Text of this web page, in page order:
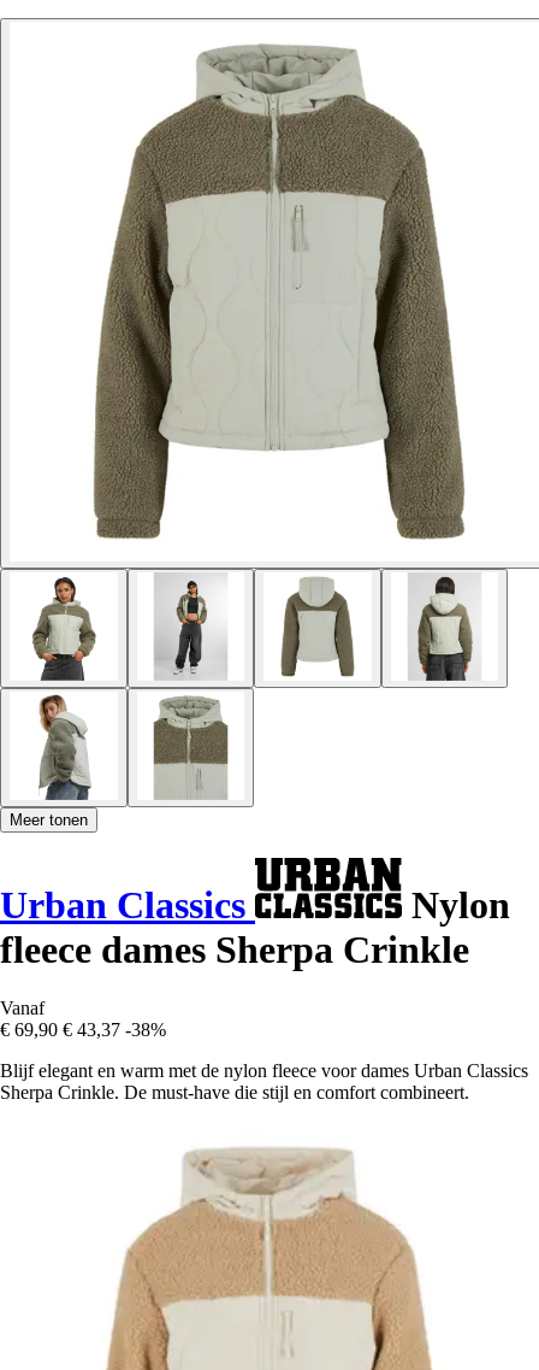
Meer tonen
Urban Classics
Nylon
fleece dames Sherpa Crinkle
Vanaf
€ 69,90 € 43,37 -38%
Blijf elegant en warm met de nylon fleece voor dames Urban Classics
Sherpa Crinkle. De must-have die stijl en comfort combineert.